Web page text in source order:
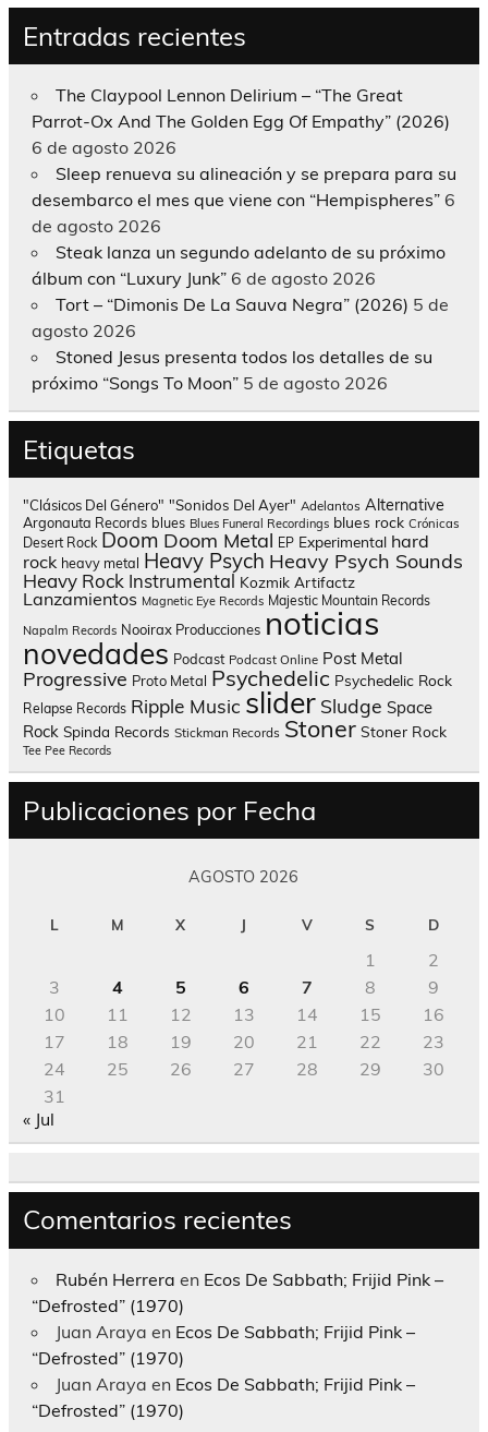
Entradas recientes
The Claypool Lennon Delirium – “The Great
Parrot-Ox And The Golden Egg Of Empathy” (2026)
6 de agosto 2026
Sleep renueva su alineación y se prepara para su
desembarco el mes que viene con “Hempispheres” 6
de agosto 2026
Steak lanza un segundo adelanto de su próximo
álbum con “Luxury Junk” 6 de agosto 2026
Tort – “Dimonis De La Sauva Negra” (2026) 5 de
agosto 2026
Stoned Jesus presenta todos los detalles de su
próximo “Songs To Moon” 5 de agosto 2026
Etiquetas
"Clásicos Del Género" "Sonidos Del Ayer" Adelantos Alternative
Argonauta Records blues Blues Funeral Recordings blues rock Crónicas
Desert Rock Doom Doom Metal EP Experimental hard
rock heavy metal Heavy Psych Heavy Psych Sounds
Heavy Rock Instrumental Kozmik Artifactz
Lanzamientos Magnetic Eye Records Majestic Mountain Records
Napalm Records Nooirax Producciones noticias
novedades Podcast Podcast Online Post Metal
Progressive Proto Metal Psychedelic Psychedelic Rock
Relapse Records Ripple Music slider Sludge Space
Rock Spinda Records Stickman Records Stoner Stoner Rock
Tee Pee Records
Publicaciones por Fecha
AGOSTO 2026
L M X J V S D
1
2
3
4 5 6 7 8
9
10
11 12 13 14 15
16
17
18 19 20 21 22
23
24
25 26 27 28 29
30
31
« Jul
Comentarios recientes
Rubén Herrera en Ecos De Sabbath; Frijid Pink –
“Defrosted” (1970)
Juan Araya en Ecos De Sabbath; Frijid Pink –
“Defrosted” (1970)
Juan Araya en Ecos De Sabbath; Frijid Pink –
“Defrosted” (1970)